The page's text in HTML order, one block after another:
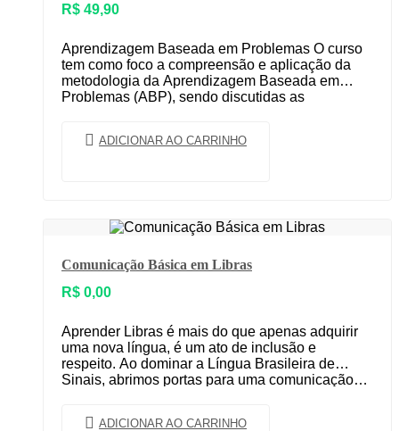
R$ 49,90
Aprendizagem Baseada em Problemas O curso
tem como foco a compreensão e aplicação da
metodologia da Aprendizagem Baseada em
Problemas (ABP), sendo discutidas as
ADICIONAR AO CARRINHO
Comunicação Básica em Libras
R$ 0,00
Aprender Libras é mais do que apenas adquirir
uma nova língua, é um ato de inclusão e
respeito. Ao dominar a Língua Brasileira de
Sinais, abrimos portas para uma comunicação…
ADICIONAR AO CARRINHO